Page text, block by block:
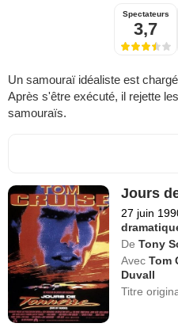
Spectateurs
3,7
Un samouraï idéaliste est
Après s'être exécuté, il rejette
samouraïs.
Jours
27 juin
De Tony
Avec Tom
Duvall
Titre